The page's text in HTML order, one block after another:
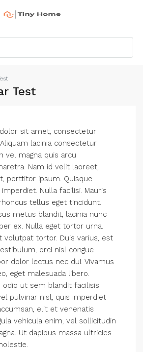
Test
sit amet, consectetur
lacinia consectetur
vel magna quis arcu
Nam id velit laoreet,
porttitor ipsum. Quisque
Nulla facilisi. Mauris
tellus eget tincidunt.
metus blandit, lacinia nunc
ex. Nulla eget tortor urna.
volutpat tortor. Duis varius, est
orci nisl congue
dolor lectus nec dui. Vivamus
eget malesuada libero.
odio ut sem blandit facilisis.
pulvinar nisl, quis imperdiet
elit et venenatis
vehicula enim, vel sollicitudin
Ut dapibus massa ultricies